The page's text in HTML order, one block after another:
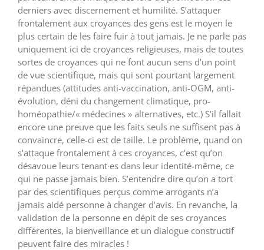
derniers avec discernement et humilité. S’attaquer
frontalement aux croyances des gens est le moyen le
plus certain de les faire fuir à tout jamais. Je ne parle pas
uniquement ici de croyances religieuses, mais de toutes
sortes de croyances qui ne font aucun sens d’un point
de vue scientifique, mais qui sont pourtant largement
répandues (attitudes anti-vaccination, anti-OGM, anti-
évolution, déni du changement climatique, pro-
homéopathie/« médecines » alternatives, etc.) S’il fallait
encore une preuve que les faits seuls ne suffisent pas à
convaincre, celle-ci est de taille. Le problème, quand on
s’attaque frontalement à ces croyances, c’est qu’on
désavoue leurs tenant·es dans leur identité-même, ce
qui ne passe jamais bien. S’entendre dire qu’on a tort
par des scientifiques perçus comme arrogants n’a
jamais aidé personne à changer d’avis. En revanche, la
validation de la personne en dépit de ses croyances
différentes, la bienveillance et un dialogue constructif
peuvent faire des miracles !